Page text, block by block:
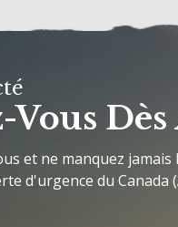
Vous
et ne manquez
d'urgence du Canada